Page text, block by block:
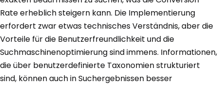
Rate erheblich steigern kann. Die Implementierung
erfordert zwar etwas technisches Verständnis, aber die
Vorteile für die Benutzerfreundlichkeit und die
Suchmaschinenoptimierung sind immens. Informationen,
die über benutzerdefinierte Taxonomien strukturiert
sind, können auch in Suchergebnissen besser